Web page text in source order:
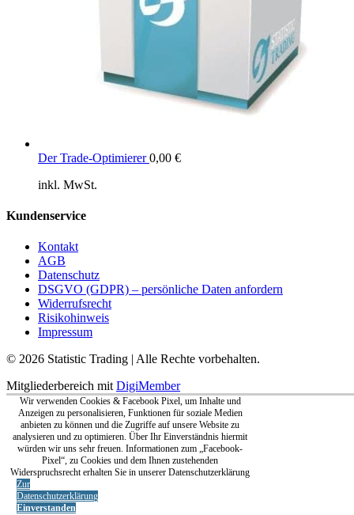
Der Trade-Optimierer 0,00 €
inkl. MwSt.
Kundenservice
Kontakt
AGB
Datenschutz
DSGVO (GDPR) – persönliche Daten anfordern
Widerrufsrecht
Risikohinweis
Impressum
© 2026 Statistic Trading | Alle Rechte vorbehalten.
Mitgliederbereich mitDigiMember
Wir verwenden Cookies & Facebook Pixel, um Inhalte und
Anzeigen zu personalisieren, Funktionen für soziale Medien
anbieten zu können und die Zugriffe auf unsere Website zu
analysieren und zu optimieren. Über Ihr Einverständnis hiermit
würden wir uns sehr freuen. Informationen zum „Facebook-
Pixel“, zu Cookies und dem Ihnen zustehenden
Widerspruchsrecht erhalten Sie in unserer Datenschutzerklärung
Zur
Datenschutzerklärung
Einverstanden